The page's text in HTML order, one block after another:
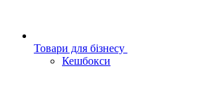
Товари для бізнесу
Кешбокси